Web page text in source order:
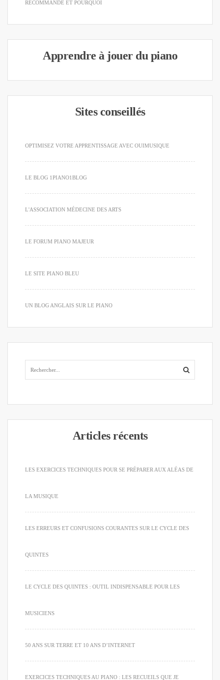
RECOMMANDE ET POURQUOI
Apprendre à jouer du piano
Sites conseillés
OPTIMISEZ VOTRE APPRENTISSAGE AVEC OUIMUSIQUE
LE BLOG 1PIANO1BLOG
L'ASSOCIATION MÉDECINE DES ARTS
LE FORUM PIANO MAJEUR
LE SITE PIANO BLEU
UN BLOG ANGLAIS SUR LE PIANO
Articles récents
LES EXERCICES TECHNIQUES POUR SE PRÉPARER AUX ALÉAS DE
LA MUSIQUE
LES ERREURS ET CONFUSIONS COURANTES SUR LE CYCLE DES
QUINTES
LE CYCLE DES QUINTES : OUTIL INDISPENSABLE POUR LES
MUSICIENS
50 ANS SUR TERRE ET 10 ANS D’INTERNET
EXERCICES TECHNIQUES AU PIANO : LES RECUEILS QUE JE